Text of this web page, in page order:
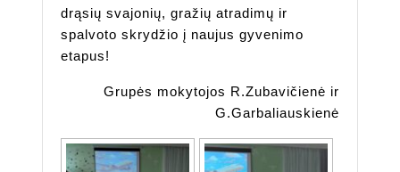
drąsių svajonių, gražių atradimų ir
spalvoto skrydžio į naujus gyvenimo
etapus!
Grupės mokytojos R.Zubavičienė ir
G.Garbaliauskienė